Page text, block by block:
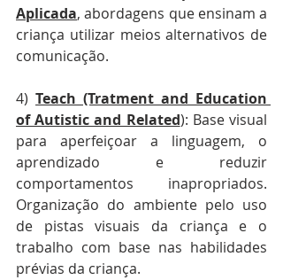
Aplicada, abordagens que ensinam a
criança utilizar meios alternativos de
comunicação.
4) Teach (Tratment and Education
of Autistic and Related): Base visual
para aperfeiçoar a linguagem, o
aprendizado e reduzir
comportamentos inapropriados.
Organização do ambiente pelo uso
de pistas visuais da criança e o
trabalho com base nas habilidades
prévias da criança.